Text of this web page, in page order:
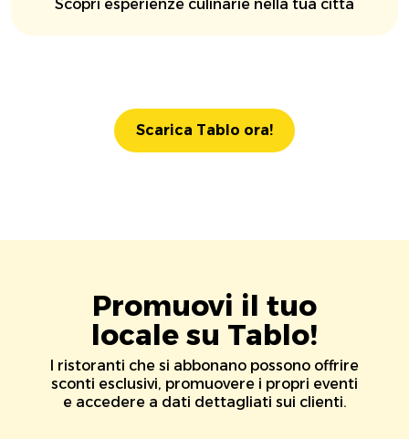
Scopri esperienze culinarie nella tua città
Scarica Tablo ora!
Promuovi il tuo
locale su Tablo!
I ristoranti che si abbonano possono offrire
sconti esclusivi, promuovere i propri eventi
e accedere a dati dettagliati sui clienti.